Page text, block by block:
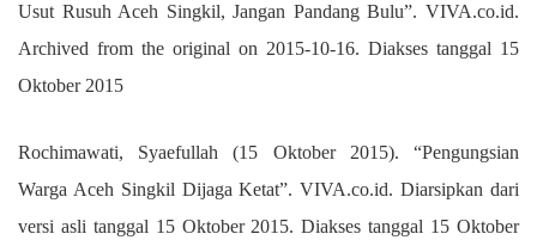
Usut Rusuh Aceh Singkil, Jangan Pandang Bulu”. VIVA.co.id.
Archived from the original on 2015-10-16. Diakses tanggal 15
Oktober 2015
Rochimawati, Syaefullah (15 Oktober 2015). “Pengungsian
Warga Aceh Singkil Dijaga Ketat”. VIVA.co.id. Diarsipkan dari
versi asli tanggal 15 Oktober 2015. Diakses tanggal 15 Oktober